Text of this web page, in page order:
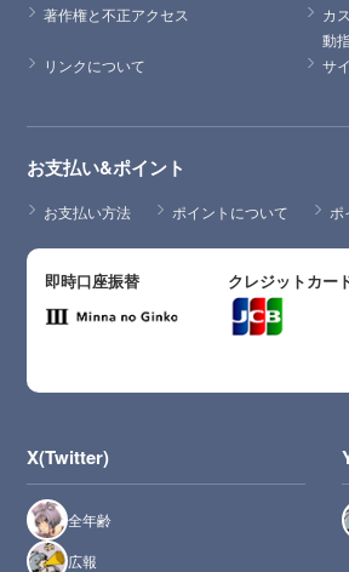
著作権と不正アクセス
カ
動
リンクについて
サ
お支払い&ポイント
お支払い方法 ポイントについて ポ
即時口座振替 クレジットカー
X(Twitter)
全年齢
広報